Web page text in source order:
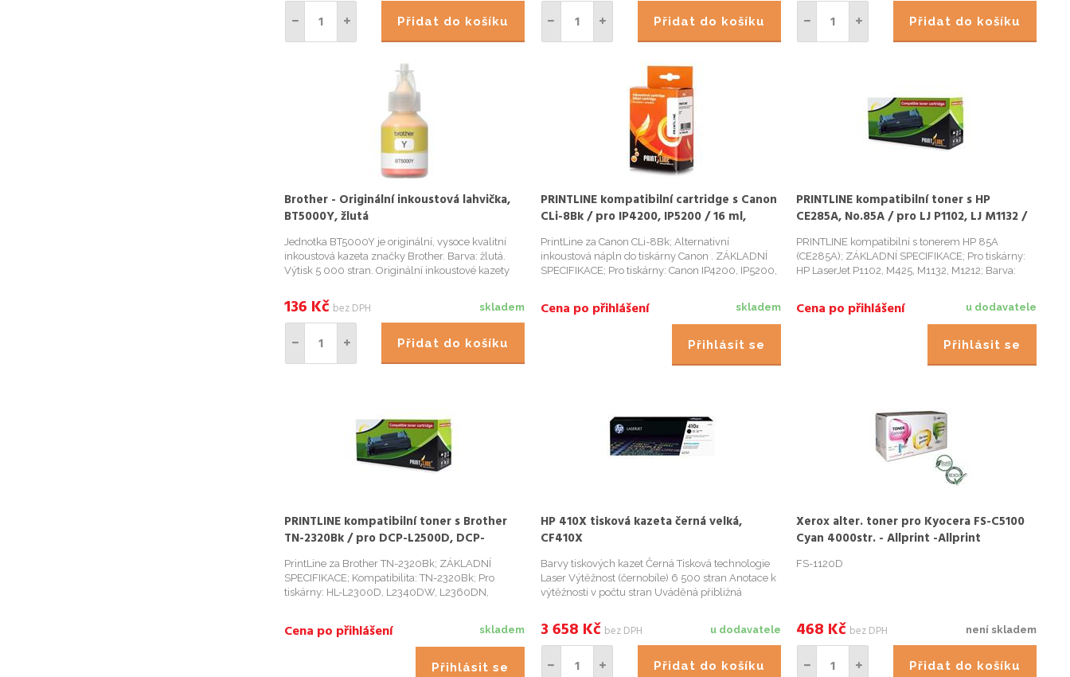
Přidat do košíku Přidat do košíku Přidat do košíku
Brother - Originální inkoustová lahvička,
BT5000Y, žlutá
Jednotka BT5000Y je originální, vysoce kvalitní
inkoustová kazeta značky Brother. Barva: žlutá.
Výtisk 5 000 stran. Originální inkoustové kazety
kvalitě. Používáním originálních inkoustových
kazet šetříte ne...
skladem
136 Kč bez DPH
Přidat do košíku
PRINTLINE kompatibilní cartridge s Canon
CLi-8Bk / pro IP4200, IP5200 / 16 ml,
Black, čip
PrintLine za Canon CLi-8Bk; Alternativní
inkoustová nápln do tiskárny Canon . ZÁKLADNÍ
SPECIFIKACE; Pro tiskárny: Canon IP4200, IP5200,
Objem: 16 ml...
skladem
Cena po přihlášení
Přihlásit se
PRINTLINE kompatibilní toner s HP
CE285A, No.85A / pro LJ P1102, LJ M1132 /
1.600 stran, černý
PRINTLINE kompatibilní s tonerem HP 85A
(CE285A); ZÁKLADNÍ SPECIFIKACE; Pro tiskárny:
HP LaserJet P1102, M425, M1132, M1212; Barva:
u dodavatele
Cena po přihlášení
Přihlásit se
PRINTLINE kompatibilní toner s Brother
TN-2320Bk / pro DCP-L2500D, DCP-
L2520DW / 2.600 stran, černý
PrintLine za Brother TN-2320Bk; ZÁKLADNÍ
SPECIFIKACE; Kompatibilita: TN-2320Bk; Pro
tiskárny: HL-L2300D, L2340DW, L2360DN,
Barva: cerná; Výdrž: 2600 stran...
skladem
Cena po přihlášení
Přihlásit se
HP 410X tisková kazeta černá velká,
CF410X
Barvy tiskových kazet Černá Tisková technologie
Laser Výtěžnost (černobíle) 6 500 stran Anotace k
výtěžnosti v počtu stran Uváděná přibližná
19798. Skutečná výtěžnost se liší
u dodavatele
3 658 Kč bez DPH
Přidat do košíku
Xerox alter. toner pro Kyocera FS-C5100
Cyan 4000str. - Allprint -Allprint
FS-1120D
není skladem
468 Kč bez DPH
Přidat do košíku